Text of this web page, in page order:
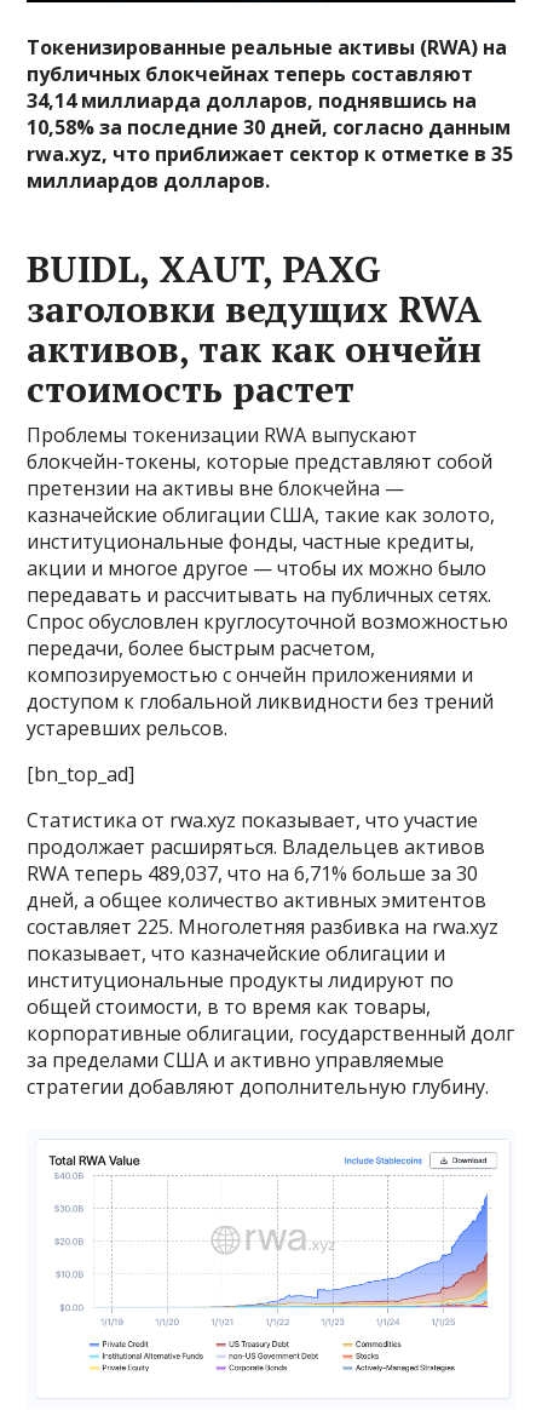
Токенизированные реальные активы (RWA) на
публичных блокчейнах теперь составляют
34,14 миллиарда долларов, поднявшись на
10,58% за последние 30 дней, согласно данным
rwa.xyz, что приближает сектор к отметке в 35
миллиардов долларов.
BUIDL, XAUT, PAXG
заголовки ведущих RWA
активов, так как ончейн
стоимость растет
Проблемы токенизации RWA выпускают
блокчейн-токены, которые представляют собой
претензии на активы вне блокчейна —
казначейские облигации США, такие как золото,
институциональные фонды, частные кредиты,
акции и многое другое — чтобы их можно было
передавать и рассчитывать на публичных сетях.
Спрос обусловлен круглосуточной возможностью
передачи, более быстрым расчетом,
композируемостью с ончейн приложениями и
доступом к глобальной ликвидности без трений
устаревших рельсов.
[bn_top_ad]
Статистика от rwa.xyz показывает, что участие
продолжает расширяться. Владельцев активов
RWA теперь 489,037, что на 6,71% больше за 30
дней, а общее количество активных эмитентов
составляет 225. Многолетняя разбивка на rwa.xyz
показывает, что казначейские облигации и
институциональные продукты лидируют по
общей стоимости, в то время как товары,
корпоративные облигации, государственный долг
за пределами США и активно управляемые
стратегии добавляют дополнительную глубину.